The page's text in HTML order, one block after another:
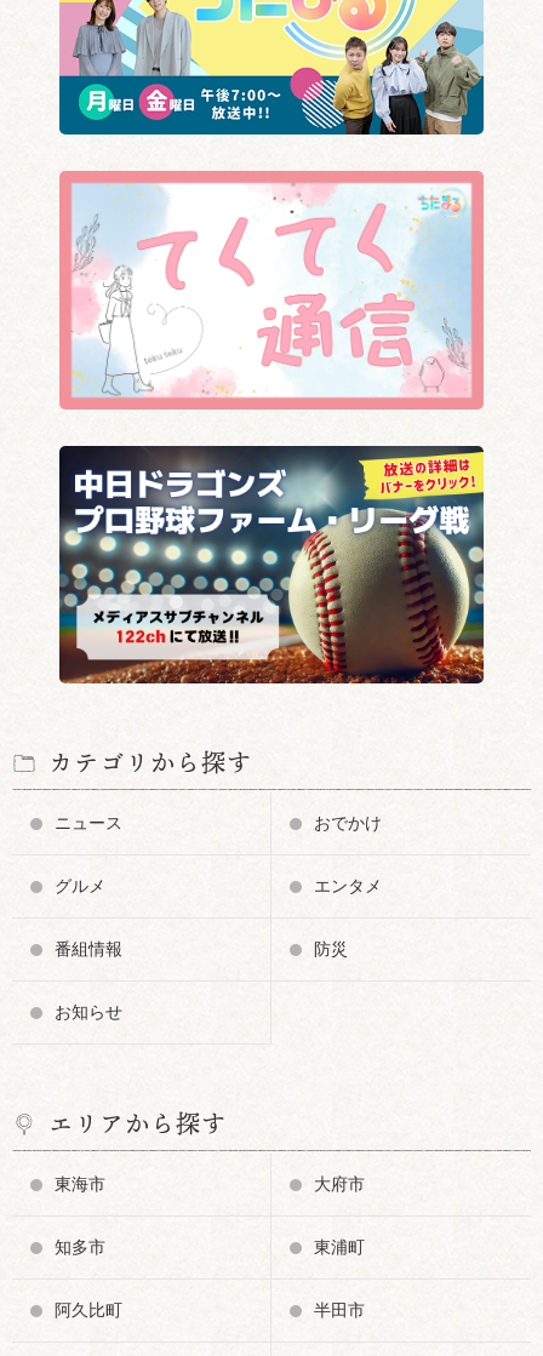
カテゴリから探す
ニュース おでかけ
グルメ エンタメ
番組情報 防災
お知らせ
エリアから探す
東海市 大府市
知多市 東浦町
阿久比町 半田市